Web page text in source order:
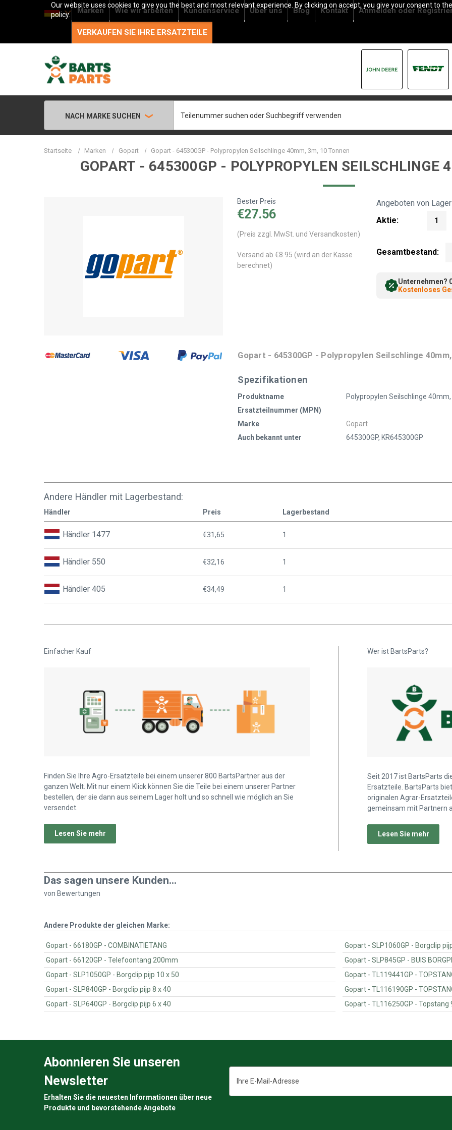
Our website uses cookies to give you the best and most relevant experience. By clicking on accept, you give your consent to
policy.
Marken Wie wir arbeiten Kundenservice Über uns Blog Kontakt Anmeldenoder
VERKAUFEN SIE IHRE ERSATZTEILE
NACH MARKE SUCHEN
Startseite Marken Gopart Gopart - 645300GP - Polypropylen Seilschlinge 40mm, 3m, 10 Tonnen
GOPART - 645300GP - POLYPROPYLEN SEILSCHLINGE
Bester Preis
€27.56
(Preis zzgl. MwSt. und Versandkosten)
Versand ab €8.95 (wird an der Kasse
berechnet)
Angeboten von
Aktie:
1
Gesamtbestand:
Unternehmen?
Kostenloses
Gopart - 645300GP - Polypropylen Seilschlinge
Spezifikationen
Produktname
Polypropylen Seilschlinge
Ersatzteilnummer (MPN)
Marke
Gopart
Auch bekannt unter
645300GP, KR645300GP
Andere Händler mit Lagerbestand:
Händler Preis Lagerbestand
Händler 1477 €31,65 1
Händler 550 €32,16 1
Händler 405 €34,49 1
Einfacher Kauf
Finden Sie Ihre Agro-Ersatzteile bei einem unserer 800 BartsPartner aus der
ganzen Welt. Mit nur einem Klick können Sie die Teile bei einem unserer Partner
bestellen, der sie dann aus seinem Lager holt und so schnell wie möglich an Sie
versendet.
Lesen Sie mehr
Wer ist BartsParts?
Seit 2017 ist BartsParts
Ersatzteile. BartsParts
originalen Agrar-
gemeinsam mit Partnern
Lesen Sie mehr
Das sagen unsere Kunden...
von Bewertungen
Andere Produkte der gleichen Marke:
Gopart - 66180GP - COMBINATIETANG
Gopart - 66120GP - Telefoontang 200mm
Gopart - SLP1050GP - Borgclip pijp 10 x 50
Gopart - SLP840GP - Borgclip pijp 8 x 40
Gopart - SLP640GP - Borgclip pijp 6 x 40
Gopart - SLP1060GP -
Gopart - SLP845GP -
Gopart -
Gopart -
Gopart - TL116250GP -
Abonnieren Sie unseren
Newsletter
Erhalten Sie die neuesten Informationen über neue
Produkte und bevorstehende Angebote
Mail-